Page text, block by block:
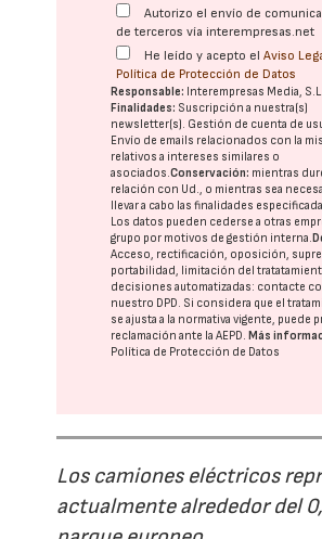
Autorizo el envío de
de terceros vía interempresas.net
He leído y acepto elAviso
Política de Protección de Datos
Responsable: Interempresas Media,
Finalidades: Suscripción a nuestra(s)
newsletter(s). Gestión de cuenta de
Envío de emails relacionados con la
relativos a intereses similares o
asociados.Conservación: mientras
relación con Ud., o mientras sea
llevar a cabo las finalidades
Los datos pueden cederse a otras
grupo por motivos de gestión interna.
Acceso, rectificación, oposición,
portabilidad, limitación del
decisiones automatizadas: contacte
nuestro DPD. Si considera que el
se ajusta a la normativa vigente, puede
reclamación ante laAEPD. Más
Política de Protección de Datos
Los camiones eléctricos
actualmente alrededor del